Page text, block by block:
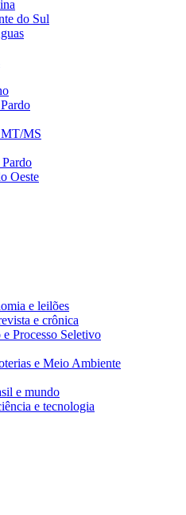
do Sul
MT/MS
Oeste
e leilões
e crônica
Processo Seletivo
e Meio Ambiente
e mundo
e tecnologia